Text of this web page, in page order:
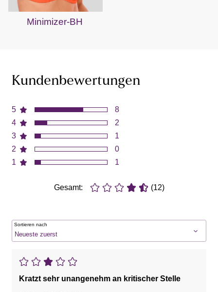
Minimizer-BH
Kundenbewertungen
5
4
3
2
1
8
2
1
0
1
Gesamt: (12)
Sortieren nach
Kratzt sehr unangenehm an kritischer Stelle